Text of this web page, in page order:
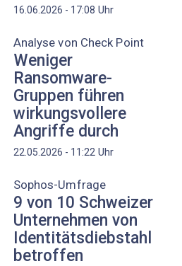
16.06.2026 - 17:08 Uhr
Analyse von Check Point
Weniger
Ransomware-
Gruppen führen
wirkungsvollere
Angriffe durch
22.05.2026 - 11:22Uhr
Sophos-Umfrage
9 von 10 Schweizer
Unternehmen von
Identitätsdiebstahl
betroffen